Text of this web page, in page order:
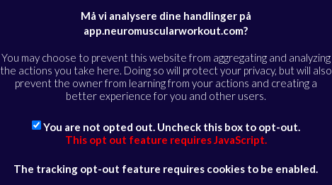
Vælg et andet fokusområde:
Må vi analysere dine handlinger på
app.neuromuscularworkout.com?
You may choose to prevent this website from aggregating and analyzing
the actions you take here. Doing so will protect your privacy, but will also
prevent the owner from learning from your actions and creating a
better experience for you and other users.
You are not opted out. Uncheck this box to opt-out.
This opt out feature requires JavaScript.
The tracking opt-out feature requires cookies to be enabled.